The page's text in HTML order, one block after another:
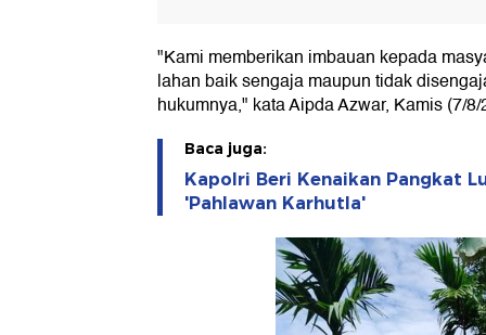
"Kami memberikan imbauan kepada
lahan baik sengaja maupun tidak
hukumnya," kata Aipda Azwar, Kamis (7/8/
Baca juga:
Kapolri Beri Kenaikan Pangkat
'Pahlawan Karhutla'